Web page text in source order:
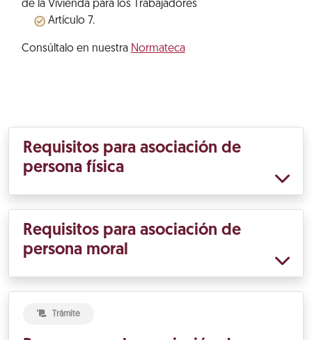
de la Vivienda para los Trabajadores
Artículo 7.
Consúltalo en nuestra Normateca
Requisitos para asociación de
persona física
Requisitos para asociación de
persona moral
Trámite